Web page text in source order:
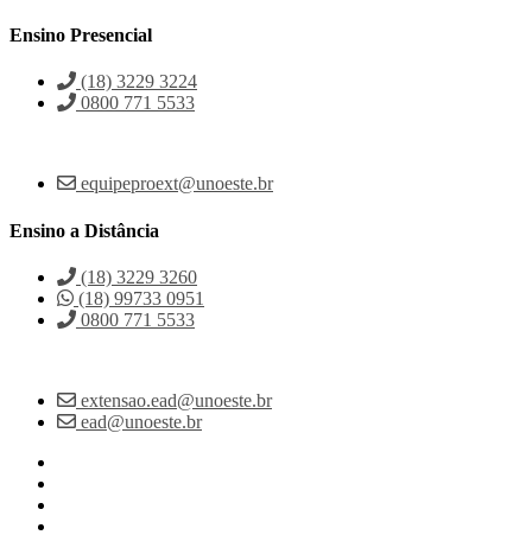
Ensino Presencial
(18) 3229 3224
0800 771 5533
equipeproext@unoeste.br
Ensino a Distância
(18) 3229 3260
(18) 99733 0951
0800 771 5533
extensao.ead@unoeste.br
ead@unoeste.br